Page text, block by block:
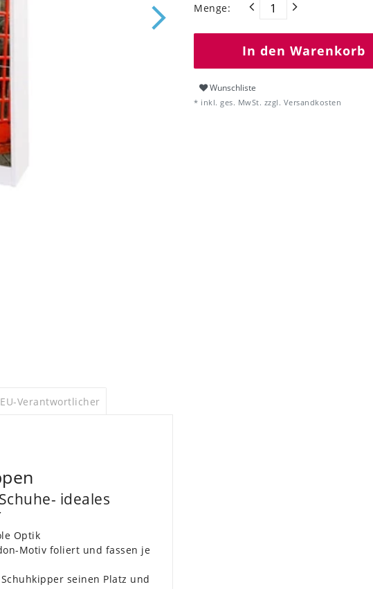
Menge:
In den Warenkorb
Wunschliste
* inkl. ges. MwSt. zzgl. Versandkosten
EU-Verantwortlicher
ideales
Optik
Motiv foliert und fassen je
seinen Platz und